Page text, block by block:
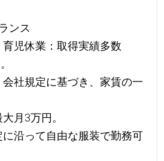
ンス
育児休業：取得実績多数
会社規定に基づき、家賃の一
月3万円。
に沿って自由な服装で勤務可